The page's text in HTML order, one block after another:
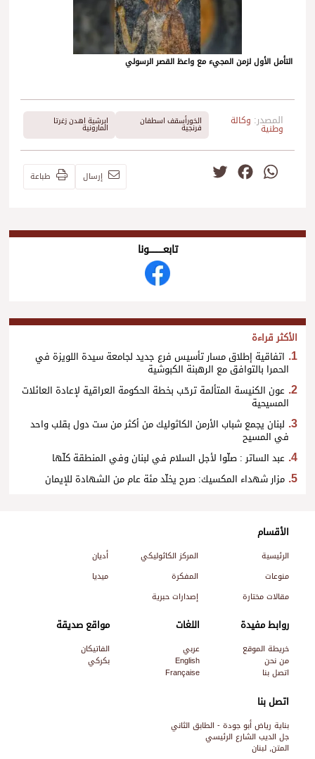
التأمل الأول لزمن المجيء مع واعظ القصر الرسولي
المصدر: وكالة
وطنية
الخورأسقف اسطفان
فرنجية
ابرشية اهدن زغرتا
المارونية
WhatsApp
Facebook إرسال طباعة
تابعــــــــــونا
الأكثر قراءة
اتفاقية إطلاق مسار تأسيس فرع جديد لجامعة سيدة اللويزة في
الحمرا بالتوافق مع الرهبنة الكبوشية
عون الكنيسة المتألمة ترحّب بخطة الحكومة العراقية لإعادة العائلات
المسيحية
لبنان يجمع شباب الأرمن الكاثوليك من أكثر من ست دول بقلب واحد
في المسيح
عبد الساتر : صلّوا لأجل السلام في لبنان وفي المنطقة كلّها
مزار شهداء المكسيك: صرح يخلّد مئة عام من الشهادة للإيمان
اتصل بنا
بناية رياض أبو جودة - الطابق الثاني
جل الديب الشارع الرئيسي
المتن, لبنان
الأقسام
الرئيسية المركز الكاثوليكي
أديان
منوعات
المفكرة
ميديا
مقالات مختارة
إصدارات حبرية
روابط مفيدة
خريطة الموقع
من نحن
اتصل بنا
اللغات
عربي
English
Française
مواقع صديقة
الفاتيكان
بكركي